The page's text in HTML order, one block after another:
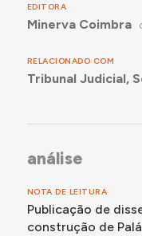
EDITORA
Minerva Coimbra
RELACIONADO COM
Tribunal Judicial,
análise
NOTA DE LEITURA
Publicação de
construção de